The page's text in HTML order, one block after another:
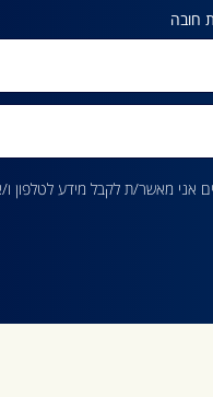
חובה
אני מאשר/ת לקבל מידע לטלפון ו/